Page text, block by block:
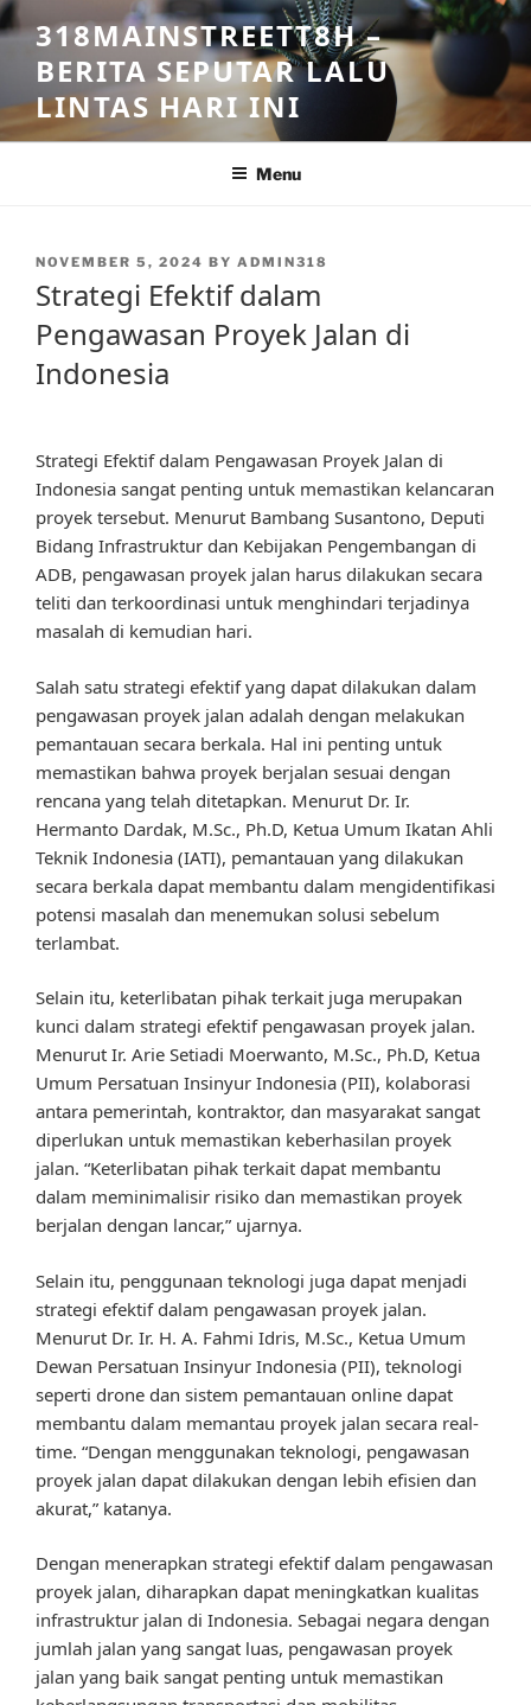
Skip
to
content
318MAINSTREETT8H –
BERITA SEPUTAR LALU
LINTAS HARI INI
Menu
POSTED
NOVEMBER 5, 2024 BY ADMIN318
Strategi Efektif dalam
Pengawasan Proyek Jalan di
Indonesia
Strategi Efektif dalam Pengawasan Proyek Jalan di
Indonesia sangat penting untuk memastikan kelancaran
proyek tersebut. Menurut Bambang Susantono, Deputi
Bidang Infrastruktur dan Kebijakan Pengembangan di
ADB, pengawasan proyek jalan harus dilakukan secara
teliti dan terkoordinasi untuk menghindari terjadinya
masalah di kemudian hari.
Salah satu strategi efektif yang dapat dilakukan dalam
pengawasan proyek jalan adalah dengan melakukan
pemantauan secara berkala. Hal ini penting untuk
memastikan bahwa proyek berjalan sesuai dengan
rencana yang telah ditetapkan. Menurut Dr. Ir.
Hermanto Dardak, M.Sc., Ph.D, Ketua Umum Ikatan Ahli
Teknik Indonesia (IATI), pemantauan yang dilakukan
secara berkala dapat membantu dalam mengidentifikasi
potensi masalah dan menemukan solusi sebelum
terlambat.
Selain itu, keterlibatan pihak terkait juga merupakan
kunci dalam strategi efektif pengawasan proyek jalan.
Menurut Ir. Arie Setiadi Moerwanto, M.Sc., Ph.D, Ketua
Umum Persatuan Insinyur Indonesia (PII), kolaborasi
antara pemerintah, kontraktor, dan masyarakat sangat
diperlukan untuk memastikan keberhasilan proyek
jalan. “Keterlibatan pihak terkait dapat membantu
dalam meminimalisir risiko dan memastikan proyek
berjalan dengan lancar,” ujarnya.
Selain itu, penggunaan teknologi juga dapat menjadi
strategi efektif dalam pengawasan proyek jalan.
Menurut Dr. Ir. H. A. Fahmi Idris, M.Sc., Ketua Umum
Dewan Persatuan Insinyur Indonesia (PII), teknologi
seperti drone dan sistem pemantauan online dapat
membantu dalam memantau proyek jalan secara real-
time. “Dengan menggunakan teknologi, pengawasan
proyek jalan dapat dilakukan dengan lebih efisien dan
akurat,” katanya.
Dengan menerapkan strategi efektif dalam pengawasan
proyek jalan, diharapkan dapat meningkatkan kualitas
infrastruktur jalan di Indonesia. Sebagai negara dengan
jumlah jalan yang sangat luas, pengawasan proyek
jalan yang baik sangat penting untuk memastikan